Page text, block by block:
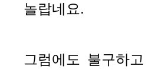
놀랍네요.
그럼에도 불구하